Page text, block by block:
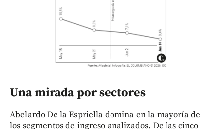
Una mirada por sectores
Abelardo De la Espriella domina en la mayoría de
los segmentos de ingreso analizados. De las cinco